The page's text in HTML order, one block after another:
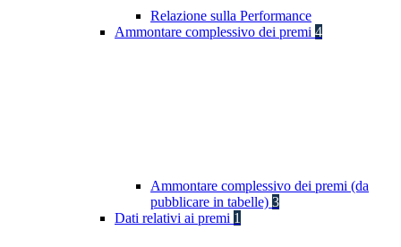
Relazione sulla Performance
Ammontare complessivo dei premi 4
Ammontare complessivo dei premi (da
pubblicare in tabelle) 3
Dati relativi ai premi 1